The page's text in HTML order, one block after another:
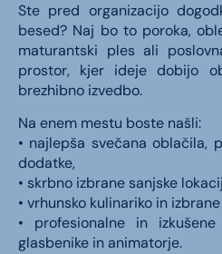
Ste pred organizacijo
besed? Naj bo to poroka,
maturantski ples ali
prostor, kjer ideje dobijo
brezhibno izvedbo.
Na enem mestu boste našli:
• najlepša svečana oblačila,
dodatke,
• skrbno izbrane sanjske
• vrhunsko kulinariko in
• profesionalne in
glasbenike in animatorje.